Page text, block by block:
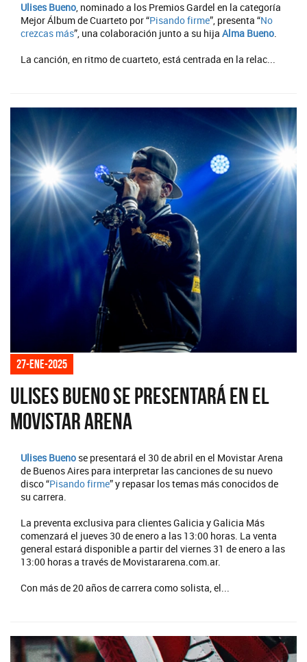
Ulises Bueno, nominado a los Premios Gardel en la categoría
Mejor Álbum de Cuarteto por “Pisando firme”, presenta “No
crezcas más”, una colaboración junto a su hija Alma Bueno.
La canción, en ritmo de cuarteto, está centrada en la relac...
27-ene-2025
Ulises Bueno se presentará en el
Movistar Arena
Ulises Bueno se presentará el 30 de abril en el Movistar Arena
de Buenos Aires para interpretar las canciones de su nuevo
disco “Pisando firme” y repasar los temas más conocidos de
su carrera.
La preventa exclusiva para clientes Galicia y Galicia Más
comenzará el jueves 30 de enero a las 13:00 horas. La venta
general estará disponible a partir del viernes 31 de enero a las
13:00 horas a través de Movistararena.com.ar.
Con más de 20 años de carrera como solista, el...